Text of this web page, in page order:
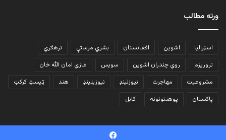
ورته مطالب
اسټرالیا اشوین افغانستان بشري مرستې
ترهګري
تروریزم
روي چندران اشوین سویس
غازي امان الله خان
مشروعیت
مهاجرت نیوزلینډ نیوزیلینډ هند
ټیسټ کرکټ
پاکستان
پوهنتونونه کابل